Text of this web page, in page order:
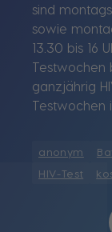
sind
sowie
13.30 bis 16
Testwochen
ganzjährig
Testwochen
anonym
HIV-Test